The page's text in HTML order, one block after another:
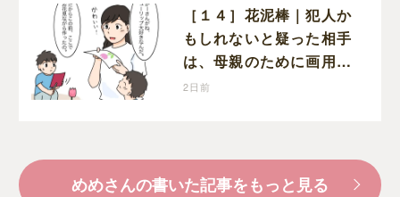
［１４］花泥棒｜犯人か
もしれないと疑った相手
は、母親のために画用紙
でチューリップを作って
2日前
めめさんの書いた記事をもっと見る